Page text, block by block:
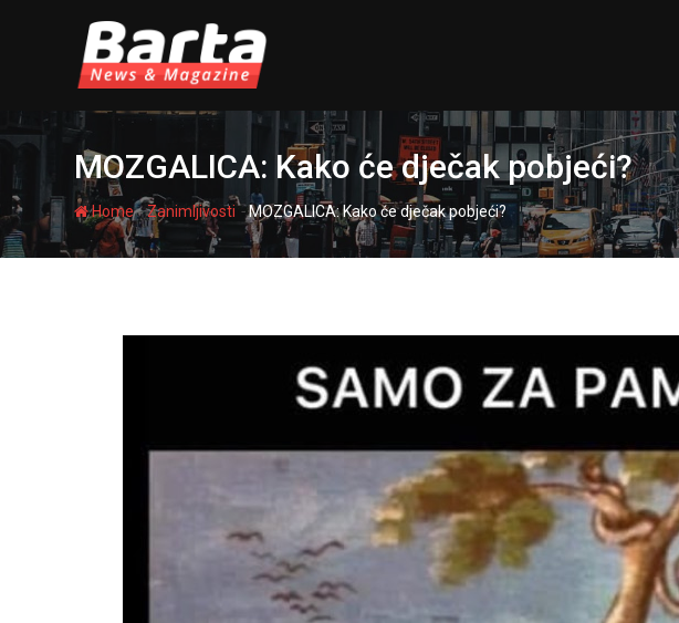
MOZGALICA: Kako će dječak pobjeći?
Home-Zanimljivosti-MOZGALICA: Kako će dječak pobjeći?